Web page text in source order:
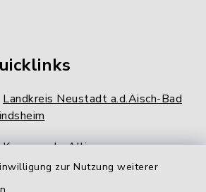
zur Nutzung weiterer
Landkreis Neustadt a.d.Aisch-Bad
Kommunale Allianz